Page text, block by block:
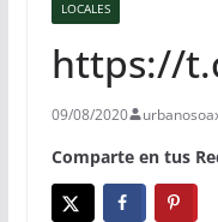
LOCALES
https://
09/08/2020
Comparte en tus